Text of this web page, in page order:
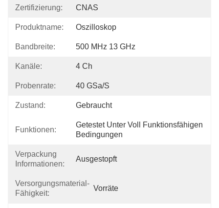
Zertifizierung: CNAS
Produktname: Oszilloskop
Bandbreite: 500 MHz 13 GHz
Kanäle: 4 Ch
Probenrate: 40 GSa/s
Zustand: Gebraucht
Funktionen:
Getestet Unter Voll Funktionsfähigen
Bedingungen
Verpackung
Informationen:
Ausgestopft
Versorgungsmaterial-
Fähigkeit:
Vorräte